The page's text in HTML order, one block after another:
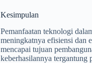
Kesimpulan
Pemanfaatan teknologi
meningkatnya efisiensi dan
mencapai tujuan
keberhasilannya tergantung